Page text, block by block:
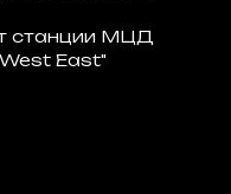
станции МЦД
East"